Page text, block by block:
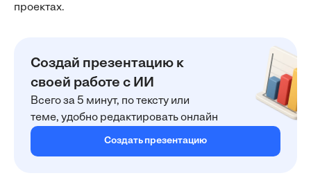
проектах.
Создай презентацию к
своей работе с ИИ
Всего за 5 минут, по тексту или
теме, удобно редактировать онлайн
Создать презентацию